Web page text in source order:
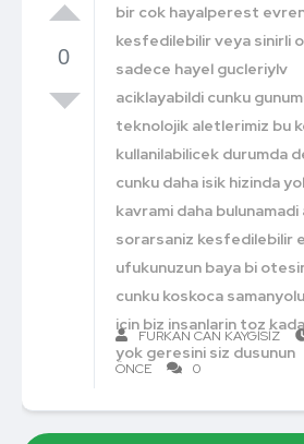
0
bir cok hayalperest
kesfedilebilir veya sinirli
sadece hayel gucleriylv
aciklayabildi cunku
teknolojik aletlerimiz bu
kullanilabilicek durumda
cunku daha isik hizinda
kavrami daha bulunamadi
sorarsaniz kesfedilebilir
ufukunuzun baya bi
cunku koskoca
icin biz insanlarin toz
yok geresini siz dusunun
FURKAN CAN KAYGISIZ
ÖNCE
0